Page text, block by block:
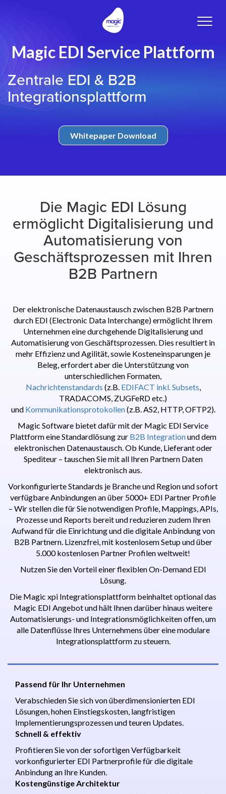
Toggle
Magic EDI Service Plattform
Zentrale EDI & B2B
Integrationsplattform
Whitepaper Download
Die Magic EDI Lösung
ermöglicht Digitalisierung und
Automatisierung von
Geschäftsprozessen mit Ihren
B2B Partnern
Der elektronische Datenaustausch zwischen B2B Partnern
durch EDI (Electronic Data Interchange) ermöglicht Ihrem
Unternehmen eine durchgehende Digitalisierung und
Automatisierung von Geschäftsprozessen. Dies resultiert in
mehr Effizienz und Agilität, sowie Kosteneinsparungen je
Beleg, erfordert aber die Unterstützung von
unterschiedlichen Formaten,
Nachrichtenstandards (z.B. EDIFACT inkl. Subsets,
TRADACOMS, ZUGFeRD etc.)
und Kommunikationsprotokollen(z.B. AS2, HTTP, OFTP2).
Magic Software bietet dafür mit der Magic EDI Service
Plattform eine Standardlösung zur B2B Integrationund dem
elektronischen Datenaustausch. Ob Kunde, Lieferant oder
Spediteur – tauschen Sie mit all Ihren Partnern Daten
elektronisch aus.
Vorkonfigurierte Standards je Branche und Region und sofort
verfügbare Anbindungen an über 5000+ EDI Partner Profile
– Wir stellen die für Sie notwendigen Profile, Mappings, APIs,
Prozesse und Reports bereit und reduzieren zudem Ihren
Aufwand für die Einrichtung und die digitale Anbindung von
B2B Partnern. Lizenzfrei, mit kostenlosem Setup und über
5.000 kostenlosen Partner Profilen weltweit!
Nutzen Sie den Vorteil einer flexiblen On-Demand EDI
Lösung.
Die Magic xpi Integrationsplattform beinhaltet optional das
Magic EDI Angebot und hält Ihnen darüber hinaus weitere
Automatisierungs- und Integrationsmöglichkeiten offen, um
alle Datenflüsse Ihres Unternehmens über eine modulare
Integrationsplattform zu steuern.
Passend für Ihr Unternehmen
Verabschieden Sie sich von überdimensionierten EDI
Lösungen, hohen Einstiegskosten, langfristigen
Implementierungsprozessen und teuren Updates.
Schnell & effektiv
Profitieren Sie von der sofortigen Verfügbarkeit
vorkonfigurierter EDI Partnerprofile für die digitale
Anbindung an Ihre Kunden.
Kostengünstige Architektur